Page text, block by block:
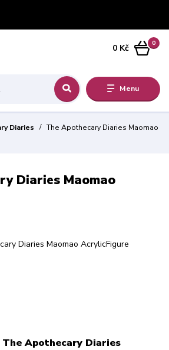
Menu
0
0 Kč
Diaries
The Apothecary Diaries Maomao
Diaries Maomao
Apothecary Diaries